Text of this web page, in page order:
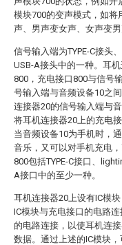
模块700的变声模式，如将
声、男声变女声、女声变男
信号输入端为TYPE-C接头
USB-A接头中的一种。耳
800，充电接口800与信号
号输入端与音频设备10之
连接器20的信号输入端与
将耳机连接器20上的充电
当音频设备10为手机时，
音乐，又可以对手机充电
800包括TYPE-C接口、
A接口中的至少一种。
耳机连接器20上设有IC模块
IC模块与充电接口的电路
的电路连接，以使耳机连
数据。通过上述的IC模块